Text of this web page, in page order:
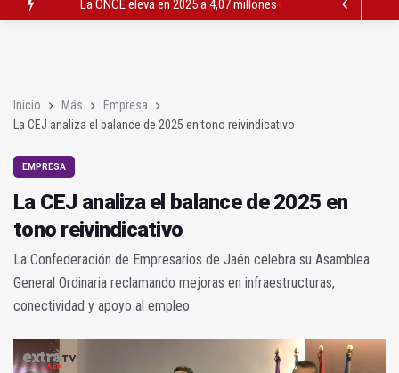
La ONCE eleva en 2025 a 4,07 millones su inversión social en
Inicio Más
Empresa
La CEJ analiza el balance de 2025 en tono reivindicativo
EMPRESA
La CEJ analiza el balance de 2025 en
tono reivindicativo
La Confederación de Empresarios de Jaén celebra su Asamblea
General Ordinaria reclamando mejoras en infraestructuras,
conectividad y apoyo al empleo